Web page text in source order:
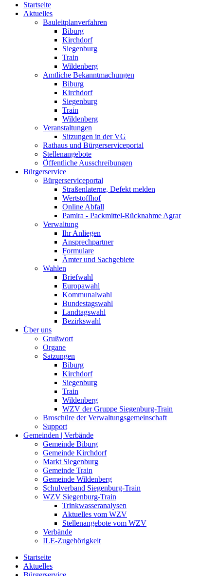
Startseite
Aktuelles
Bauleitplanverfahren
Biburg
Kirchdorf
Siegenburg
Train
Wildenberg
Amtliche Bekanntmachungen
Biburg
Kirchdorf
Siegenburg
Train
Wildenberg
Veranstaltungen
Sitzungen in der VG
Rathaus und Bürgerserviceportal
Stellenangebote
Öffentliche Ausschreibungen
Bürgerservice
Bürgerserviceportal
Straßenlaterne, Defekt melden
Wertstoffhof
Online Abfall
Pamira - Packmittel-Rücknahme Agrar
Verwaltung
Ihr Anliegen
Ansprechpartner
Formulare
Ämter und Sachgebiete
Wahlen
Briefwahl
Europawahl
Kommunalwahl
Bundestagswahl
Landtagswahl
Bezirkswahl
Über uns
Grußwort
Organe
Satzungen
Biburg
Kirchdorf
Siegenburg
Train
Wildenberg
WZV der Gruppe Siegenburg-Train
Broschüre der Verwaltungsgemeinschaft
Support
Gemeinden | Verbände
Gemeinde Biburg
Gemeinde Kirchdorf
Markt Siegenburg
Gemeinde Train
Gemeinde Wildenberg
Schulverband Siegenburg-Train
WZV Siegenburg-Train
Trinkwasseranalysen
Aktuelles vom WZV
Stellenangebote vom WZV
Verbände
ILE-Zugehörigkeit
Startseite
Aktuelles